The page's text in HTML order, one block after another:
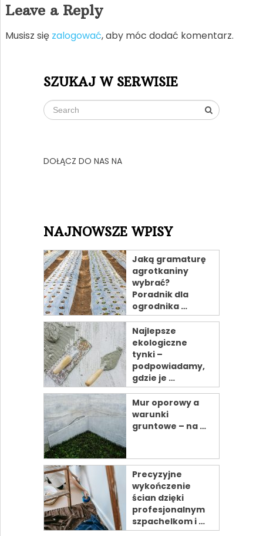
Leave a Reply
Musisz się zalogować, aby móc dodać komentarz.
SZUKAJ W SERWISIE
DOŁĄCZ DO NAS NA
NAJNOWSZE WPISY
Jaką gramaturę
agrotkaniny
wybrać?
Poradnik dla
ogrodnika …
Najlepsze
ekologiczne
tynki –
podpowiadamy,
gdzie je …
Mur oporowy a
warunki
gruntowe – na …
Precyzyjne
wykończenie
ścian dzięki
profesjonalnym
szpachelkom i …